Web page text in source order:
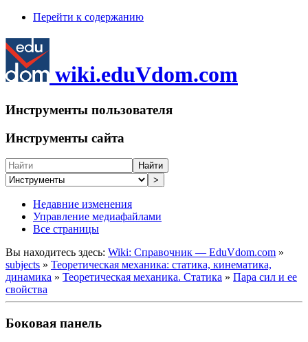
Перейти к содержанию
wiki.eduVdom.com
Инструменты пользователя
Инструменты сайта
Найти
>
Недавние изменения
Управление медиафайлами
Все страницы
Вы находитесь здесь: Wiki: Справочник — EduVdom.com »
subjects » Теоретическая механика: статика, кинематика,
динамика » Теоретическая механика. Статика » Пара сил и ее
свойства
Боковая панель